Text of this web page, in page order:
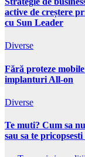
active de creștere
cu Sun Leader
Diverse
Fără proteze
implanturi All-on
Diverse
Te muti? Cum sa
sau sa te